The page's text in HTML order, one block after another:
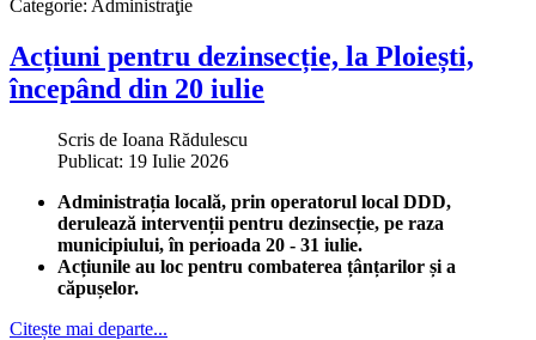
Categorie: Administraţie
Acțiuni pentru dezinsecție, la Ploiești,
începând din 20 iulie
Scris de Ioana Rădulescu
Publicat: 19 Iulie 2026
Administrația locală, prin operatorul local DDD,
derulează intervenții pentru dezinsecție, pe raza
municipiului, în perioada 20 - 31 iulie.
Acțiunile au loc pentru combaterea țânțarilor și a
căpușelor.
Citește mai departe...